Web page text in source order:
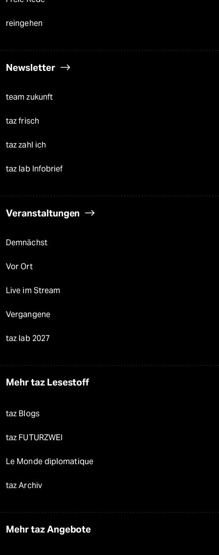
reingehen
Newsletter
team zukunft
taz frisch
taz zahl ich
taz lab Infobrief
Veranstaltungen
Demnächst
Vor Ort
Live im Stream
Vergangene
taz lab 2027
Mehr taz Lesestoff
taz Blogs
taz FUTURZWEI
Le Monde diplomatique
taz Archiv
Mehr taz Angebote